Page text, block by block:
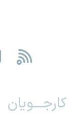
کارجـــویان